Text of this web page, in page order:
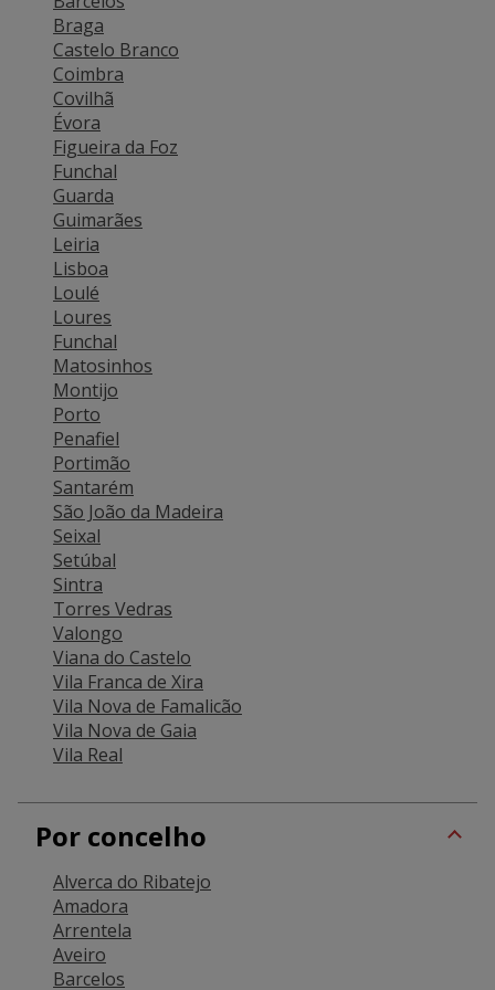
Braga
Castelo Branco
Coimbra
Covilhã
Évora
Figueira da Foz
Funchal
Guarda
Guimarães
Leiria
Lisboa
Loulé
Loures
Funchal
Matosinhos
Montijo
Porto
Penafiel
Portimão
Santarém
São João da Madeira
Seixal
Setúbal
Sintra
Torres Vedras
Valongo
Viana do Castelo
Vila Franca de Xira
Vila Nova de Famalicão
Vila Nova de Gaia
Vila Real
Por concelho
Alverca do Ribatejo
Amadora
Arrentela
Aveiro
Barcelos